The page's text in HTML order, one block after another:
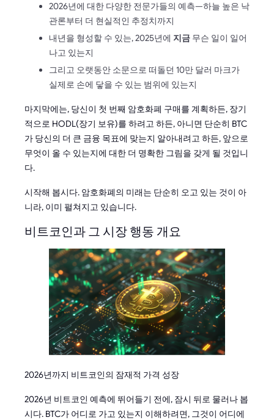
2026년에 대한 다양한 전문가들의 예측—하늘 높은 낙
관론부터 더 현실적인 추정치까지
내년을 형성할 수 있는, 2025년에 지금 무슨 일이 일어
나고 있는지
그리고 오랫동안 소문으로 떠돌던 10만 달러 마크가
실제로 손에 닿을 수 있는 범위에 있는지
마지막에는, 당신이 첫 번째 암호화폐 구매를 계획하든, 장기
적으로 HODL(장기 보유)를 하려고 하든, 아니면 단순히 BTC
가 당신의 더 큰 금융 목표에 맞는지 알아내려고 하든, 앞으로
무엇이 올 수 있는지에 대한 더 명확한 그림을 갖게 될 것입니
다.
시작해 봅시다. 암호화폐의 미래는 단순히 오고 있는 것이 아
니라, 이미 펼쳐지고 있습니다.
비트코인과 그 시장 행동 개요
2026년까지 비트코인의 잠재적 가격 성장
2026년 비트코인 예측에 뛰어들기 전에, 잠시 뒤로 물러나 봅
시다. BTC가 어디로 가고 있는지 이해하려면, 그것이 어디에